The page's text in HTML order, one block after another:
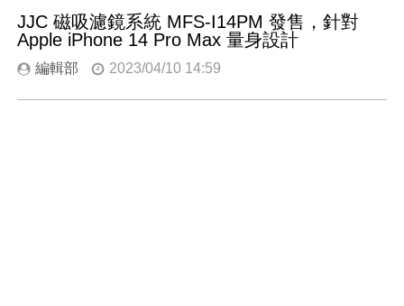
JJC 磁吸濾鏡系統 MFS-I14PM 發售，針對
Apple iPhone 14 Pro Max 量身設計
編輯部 2023/04/10 14:59